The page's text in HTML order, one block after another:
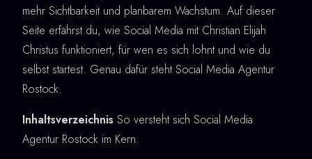
mehr Sichtbarkeit und planbarem Wachstum. Auf dieser
Seite erfährst du, wie Social Media mit Christian Elijah
Christus funktioniert, für wen es sich lohnt und wie du
selbst startest. Genau dafür steht Social Media Agentur
Rostock.
Inhaltsverzeichnis So versteht sich Social Media
Agentur Rostock im Kern.